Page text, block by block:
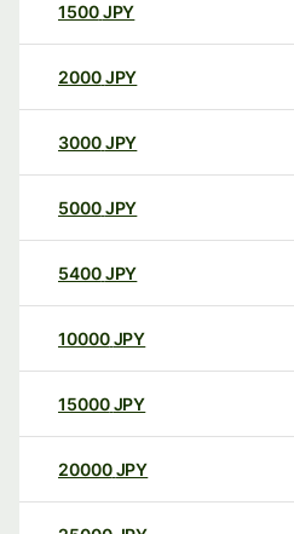
1500JPY
2000JPY
3000JPY
5000JPY
5400JPY
10000 JPY
15000 JPY
20000 JPY